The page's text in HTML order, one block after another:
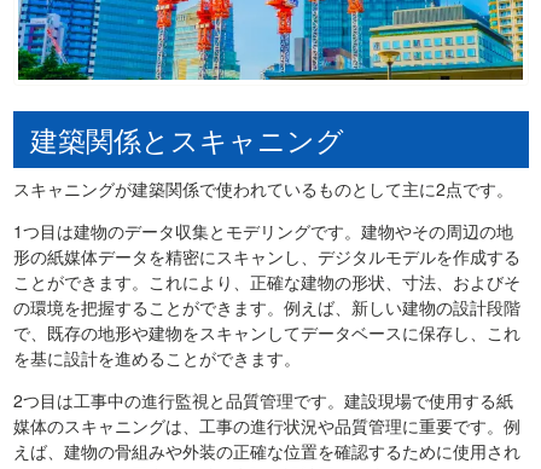
建築関係とスキャニング
スキャニングが建築関係で使われているものとして主に2点です。
1つ目は建物のデータ収集とモデリングです。建物やその周辺の地
形の紙媒体データを精密にスキャンし、デジタルモデルを作成する
ことができます。これにより、正確な建物の形状、寸法、およびそ
の環境を把握することができます。例えば、新しい建物の設計段階
で、既存の地形や建物をスキャンしてデータベースに保存し、これ
を基に設計を進めることができます。
2つ目は工事中の進行監視と品質管理です。建設現場で使用する紙
媒体のスキャニングは、工事の進行状況や品質管理に重要です。例
えば、建物の骨組みや外装の正確な位置を確認するために使用され